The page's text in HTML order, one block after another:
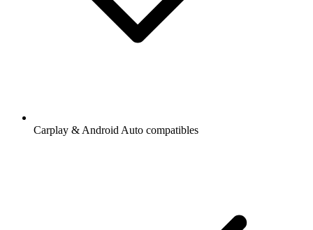
Carplay & Android Auto compatibles